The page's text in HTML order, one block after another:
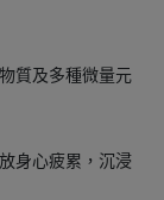
質及多種微量元
身心疲累，沉浸